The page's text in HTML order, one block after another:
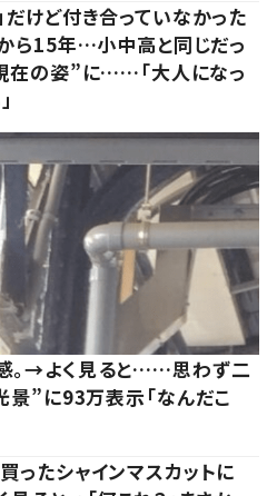
だけど付き合っていなかった
ら15年…小中高と同じだっ
在の姿”に……「大人になっ
。→よく見ると……思わず二
景”に93万表示「なんだこ
ったシャインマスカットに